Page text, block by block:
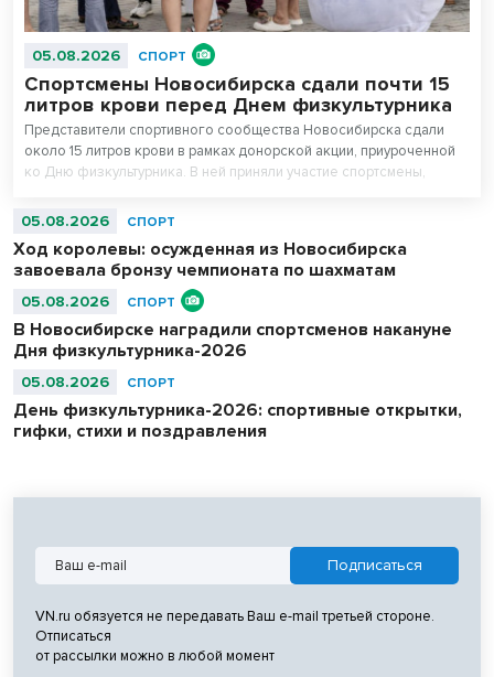
05.08.2026 СПОРТ
Спортсмены Новосибирска сдали почти 15
литров крови перед Днем физкультурника
Представители спортивного сообщества Новосибирска сдали
около 15 литров крови в рамках донорской акции, приуроченной
ко Дню физкультурника. В ней приняли участие спортсмены,
спорта, управления физической культуры и спорта мэрии города, а
05.08.2026 СПОРТ
Ход королевы: осужденная из Новосибирска
завоевала бронзу чемпионата по шахматам
05.08.2026 СПОРТ
В Новосибирске наградили спортсменов накануне
Дня физкультурника-2026
05.08.2026 СПОРТ
День физкультурника-2026: спортивные открытки,
гифки, стихи и поздравления
VN.ru обязуется не передавать Ваш e-mail третьей стороне.
Отписаться
от рассылки можно в любой момент